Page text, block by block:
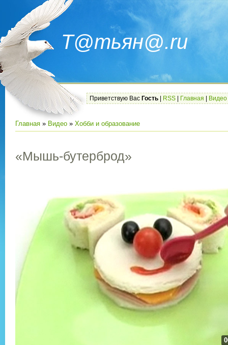
Т@тьян@.ru
Приветствую Вас Гость RSS Главная Видео
Главная » Видео » Хобби и образование
«Мышь-бутерброд»